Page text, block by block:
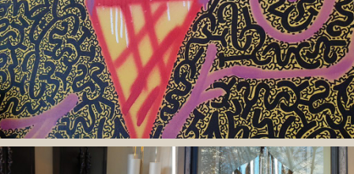
Art
Shop online coming soon